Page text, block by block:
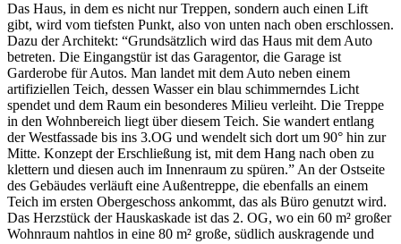
Das Haus, in dem es nicht nur Treppen, sondern auch einen Lift
gibt, wird vom tiefsten Punkt, also von unten nach oben erschlossen.
Dazu der Architekt: “Grundsätzlich wird das Haus mit dem Auto
betreten. Die Eingangstür ist das Garagentor, die Garage ist
Garderobe für Autos. Man landet mit dem Auto neben einem
artifiziellen Teich, dessen Wasser ein blau schimmerndes Licht
spendet und dem Raum ein besonderes Milieu verleiht. Die Treppe
in den Wohnbereich liegt über diesem Teich. Sie wandert entlang
der Westfassade bis ins 3.OG und wendelt sich dort um 90° hin zur
Mitte. Konzept der Erschließung ist, mit dem Hang nach oben zu
klettern und diesen auch im Innenraum zu spüren.” An der Ostseite
des Gebäudes verläuft eine Außentreppe, die ebenfalls an einem
Teich im ersten Obergeschoss ankommt, das als Büro genutzt wird.
Das Herzstück der Hauskaskade ist das 2. OG, wo ein 60 m² großer
Wohnraum nahtlos in eine 80 m² große, südlich auskragende und